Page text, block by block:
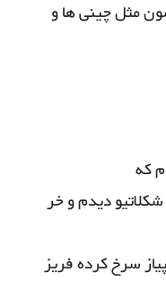
مثل چینی ها و
که
دیدم و خر
سرخ کرده فریز